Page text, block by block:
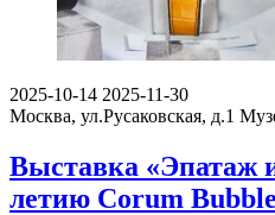
2025-10-14 2025-11-30
Москва, ул.Русаковская, д.1
Выставка «Эпатаж
летию Corum